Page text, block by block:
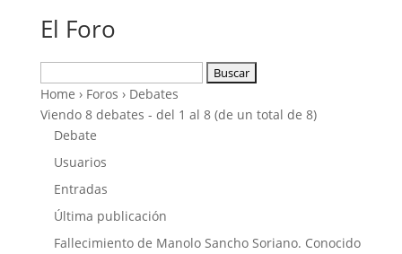
El Foro
Home › Foros › Debates
Viendo 8 debates - del 1 al 8 (de un total de 8)
Debate
Usuarios
Entradas
Última publicación
Fallecimiento de Manolo Sancho Soriano. Conocido